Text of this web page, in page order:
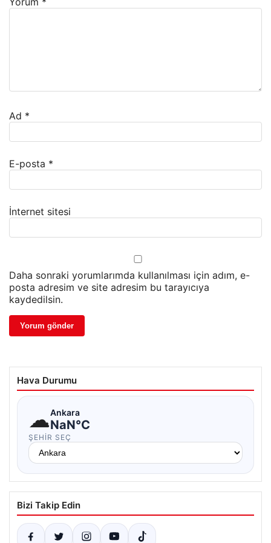
Ad *
E-posta *
İnternet sitesi
Daha sonraki yorumlarımda kullanılması için adım, e-
posta adresim ve site adresim bu tarayıcıya
kaydedilsin.
Hava Durumu
☁Ankara
NaN°C
ŞEHIR SEÇ
Bizi Takip Edin